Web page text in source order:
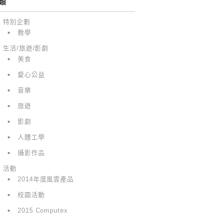
特別企劃
教學
生活/旅遊/影劇
美食
愛心公益
音樂
旅遊
影劇
人體工學
攝影作品
活動
2014年度風雲產品
校園活動
2015 Computex